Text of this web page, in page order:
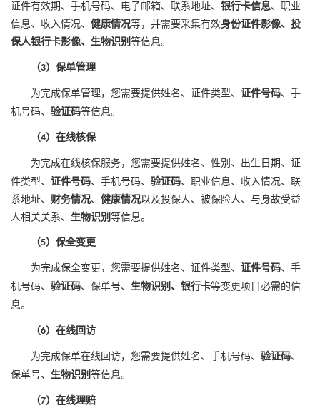
证件有效期、手机号码、电子邮箱、联系地址、 银行卡信息、职业
信息、收入情况、 健康情况等，并需要采集有效身份证件影像、投
保人银行卡影像、生物识别 等信息。
（3）保单管理
为完成保单管理，您需要提供姓名、证件类型、 证件号码、手
机号码、 验证码等信息。
（4）在线核保
为完成在线核保服务，您需要提供姓名、性别、出生日期、证
件类型、 证件号码、手机号码、 验证码、职业信息、收入情况、联
系地址、 财务情况、 健康情况以及投保人、被保险人、与身故受益
人相关关系、 生物识别 等信息。
（5）保全变更
为完成保全变更，您需要提供姓名、证件类型、 证件号码、手
机号码、 验证码、保单号、 生物识别、银行卡等变更项目必需的信
息。
（6）在线回访
为完成保单在线回访， 您需要提供姓名、手机号码、 验证码、
保单号、 生物识别 等信息。
（7）在线理赔